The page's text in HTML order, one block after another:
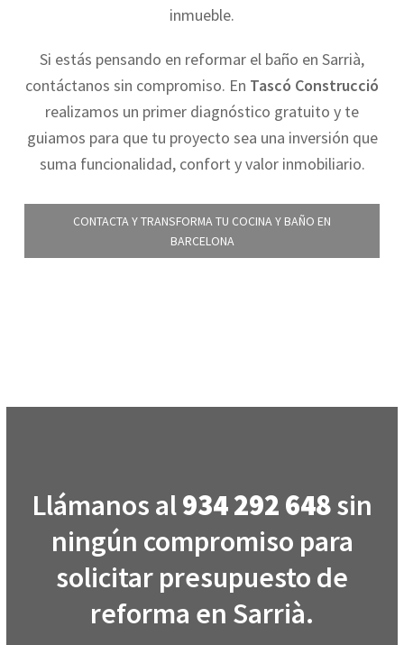
inmueble.
Si estás pensando en reformar el baño en Sarrià,
contáctanos sin compromiso. En Tascó Construcció
realizamos un primer diagnóstico gratuito y te
guiamos para que tu proyecto sea una inversión que
suma funcionalidad, confort y valor inmobiliario.
CONTACTA Y TRANSFORMA TU COCINA Y BAÑO EN
BARCELONA
Llámanos al934 292 648sin
ningún compromiso para
solicitar presupuesto de
reforma en Sarrià.